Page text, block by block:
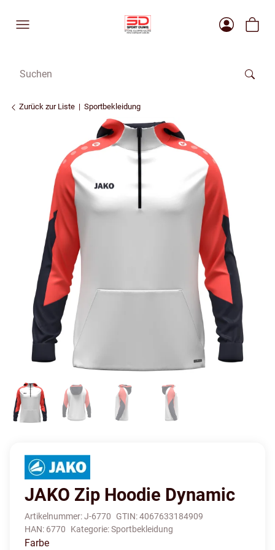
Zurück zur Liste Sportbekleidung
JAKO Zip Hoodie Dynamic
Artikelnummer:J-6770 GTIN:4067633184909
HAN: 6770 Kategorie:Sportbekleidung
Farbe